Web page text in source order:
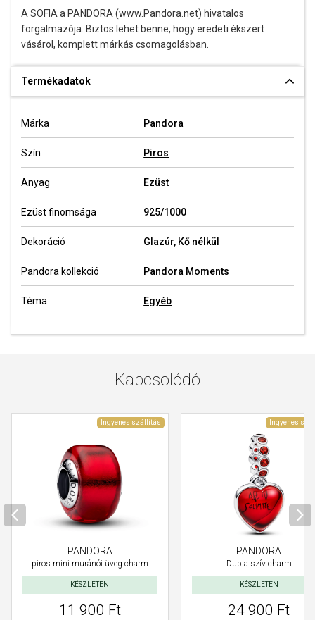
A SOFIA a PANDORA (www.Pandora.net) hivatalos
forgalmazója. Biztos lehet benne, hogy eredeti ékszert
vásárol, komplett márkás csomagolásban.
Termékadatok
Márka Pandora
Szín Piros
Anyag Ezüst
Ezüst finomsága 925/1000
Dekoráció Glazúr, Kő nélkül
Pandora kollekció Pandora Moments
Téma Egyéb
Kapcsolódó
Ingyenes szállítás
PANDORA
piros mini muránói üveg charm
KÉSZLETEN
11 900 Ft
Ingyenes
PANDORA
Dupla szív charm
KÉSZLETEN
24 900 Ft